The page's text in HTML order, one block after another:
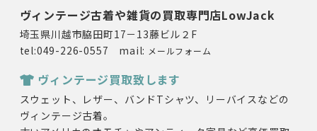
ヴィンテージ古着や雑貨の買取専門店LowJack
埼玉県川越市脇田町17－13藤ビル２F
tel:049-226-0557 mail: メールフォーム
ヴィンテージ買取致します
スウェット、レザー、バンドTシャツ、リーバイスなどの
ヴィンテージ古着。